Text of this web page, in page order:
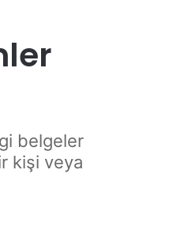
belgeler
kişi veya